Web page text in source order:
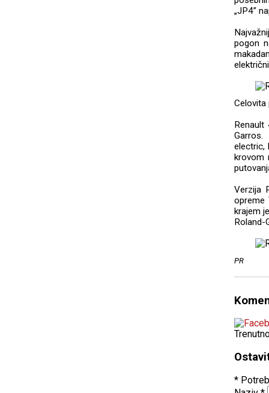
„JP4”
pogon
Celovita
Garros.
electric,
krovom
Verzija
opreme
krajem
Roland-
PR
*